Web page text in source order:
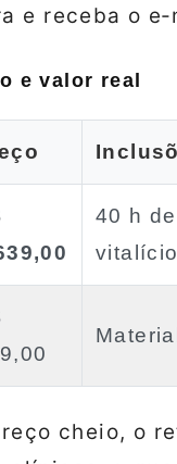
e receba o
e valor real
40 h
cheio, o